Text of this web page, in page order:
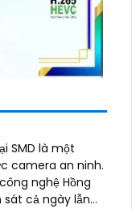
SMD là một
camera an ninh.
nghệ Hồng
cả ngày lẫn